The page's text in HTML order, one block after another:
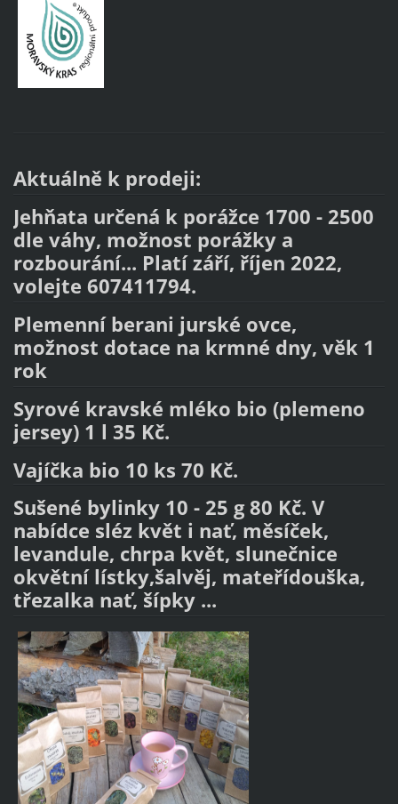
Aktuálně k prodeji:
Jehňata určená k porážce 1700 - 2500
dle váhy, možnost porážky a
rozbourání... Platí září, říjen 2022,
volejte 607411794.
Plemenní berani jurské ovce,
možnost dotace na krmné dny, věk 1
rok
Syrové kravské mléko bio (plemeno
jersey) 1 l 35 Kč.
Vajíčka bio 10 ks 70 Kč.
Sušené bylinky 10 - 25 g 80 Kč. V
nabídce sléz květ i nať, měsíček,
levandule, chrpa květ, slunečnice
okvětní lístky,šalvěj, mateřídouška,
třezalka nať, šípky ...